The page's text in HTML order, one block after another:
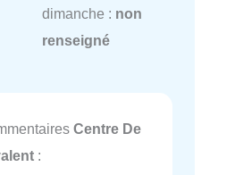
dimanche : non
renseigné
Centre De
: